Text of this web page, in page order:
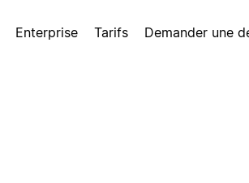
Enterprise Tarifs Demander une